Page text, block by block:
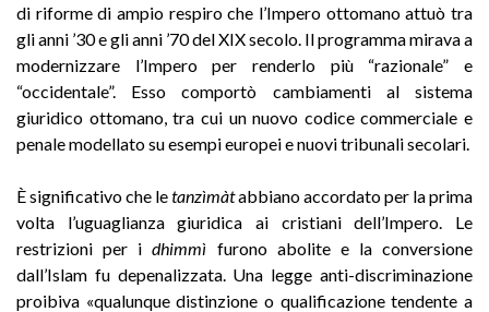
di riforme di ampio respiro che l’Impero ottomano attuò tra
gli anni ’30 e gli anni ’70 del XIX secolo. Il programma mirava a
modernizzare l’Impero per renderlo più “razionale” e
“occidentale”. Esso comportò cambiamenti al sistema
giuridico ottomano, tra cui un nuovo codice commerciale e
penale modellato su esempi europei e nuovi tribunali secolari.
È significativo che letanzìmàtabbiano accordato per la prima
volta l’uguaglianza giuridica ai cristiani dell’Impero. Le
restrizioni per idhimmì furono abolite e la conversione
dall’Islam fu depenalizzata. Una legge anti-discriminazione
proibiva «qualunque distinzione o qualificazione tendente a